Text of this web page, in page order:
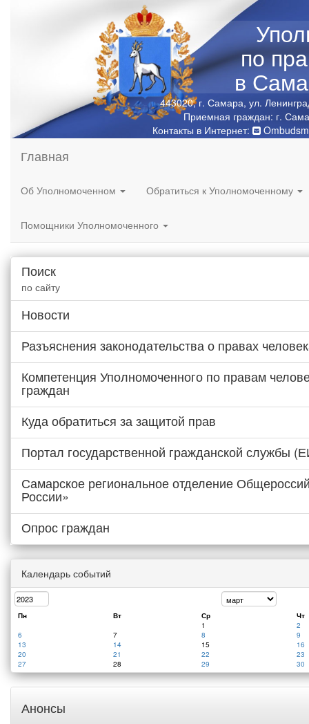
по
в
443020, г. Самара, ул.
Приемная граждан: г.
Контакты в Интернет:
Главная
Об Уполномоченном Обратиться к Уполномоченному
Помощники Уполномоченного
Поиск
по сайту
Новости
Разъяснения законодательства о правах
Компетенция Уполномоченного по правам
граждан
Куда обратиться за защитой прав
Портал государственной гражданской службы
Самарское региональное отделение
России»
Опрос граждан
Календарь событий
Пн Вт Ср
Чт
1
2
6
7 8
9
13
14 15
16
20
21 22
23
27
28 29 30
Анонсы